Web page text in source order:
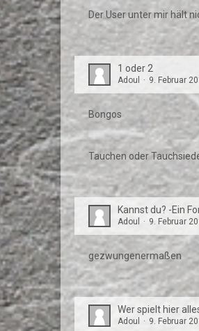
Der User unter mir hält
1 oder 2
Adoul 9. Februar
Bongos
Tauchen oder
Kannst du? -Ein
Adoul 9. Februar
gezwungenermaßen
Wer spielt hier
Adoul 9. Februar